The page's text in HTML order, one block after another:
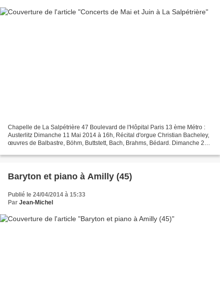
Chapelle de La Salpétrière 47 Boulevard de l'Hôpital Paris 13 ème Métro :
Austerlitz Dimanche 11 Mai 2014 à 16h, Récital d'orgue Christian Bacheley,
œuvres de Balbastre, Böhm, Buttstett, Bach, Brahms, Bédard. Dimanche 25
Baryton et piano à Amilly (45)
Publié le 24/04/2014 à 15:33
Par Jean-Michel